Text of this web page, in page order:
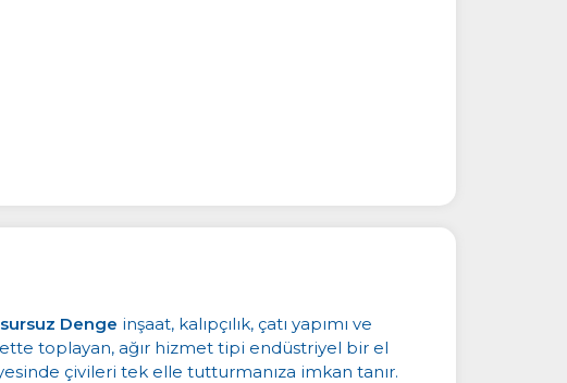
Denge inşaat, kalıpçılık, çatı yapımı ve
toplayan, ağır hizmet tipi endüstriyel bir el
çivileri tek elle tutturmanıza imkan tanır.